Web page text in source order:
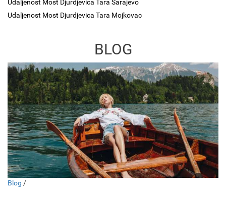
Udaljenost Most Djurdjevica Tara Sarajevo
Udaljenost Most Djurdjevica Tara Mojkovac
BLOG
Blog /